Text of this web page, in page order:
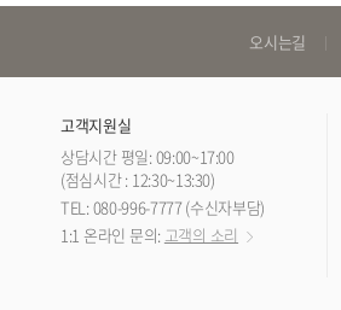
로
기
링
크
오시는길
고객지원실
상담시간 평일: 09:00~17:00
(점심시간 : 12:30~13:30)
TEL: 080-996-7777 (수신자부담)
1:1 온라인 문의: 고객의 소리